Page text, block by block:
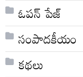
ఓపన్ పేజ్
సంపాదకీయం
కథలు